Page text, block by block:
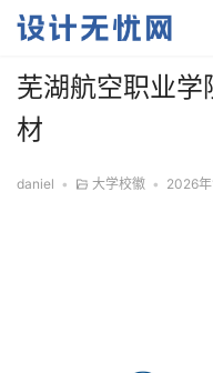
芜湖航空职业
材
daniel • 大学校徽 • 2026